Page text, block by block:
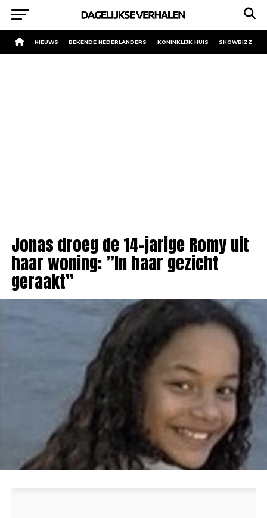
NIEUWS BEKENDE NEDERLANDERS KONINKLIJK HUIS SHOWBIZZ
Jonas droeg de 14-jarige Romy uit
haar woning: ”In haar gezicht
geraakt”